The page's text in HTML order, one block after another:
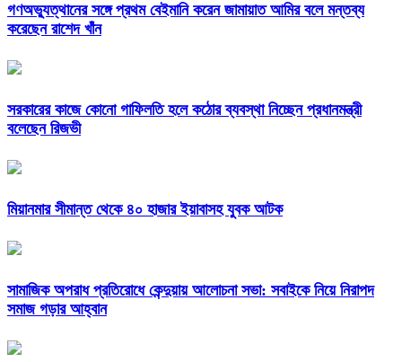
গণঅভ্যুত্থানের সঙ্গে প্রথম বেইমানি করেন জামায়াত আমির বলে মন্তব্য
করেছেন রাশেদ খাঁন
সরকারের কাজে কোনো গাফিলতি হলে কঠোর ব্যবস্থা নিচ্ছেন প্রধানমন্ত্রী
বলেছেন রিজভী
মিয়ানমার সীমান্ত থেকে ৪০ হাজার ইয়াবাসহ যুবক আটক
সামাজিক অপরাধ প্রতিরোধে কেন্দুয়ায় আলোচনা সভা: সবাইকে নিয়ে নিরাপদ
সমাজ গড়ার আহ্বান